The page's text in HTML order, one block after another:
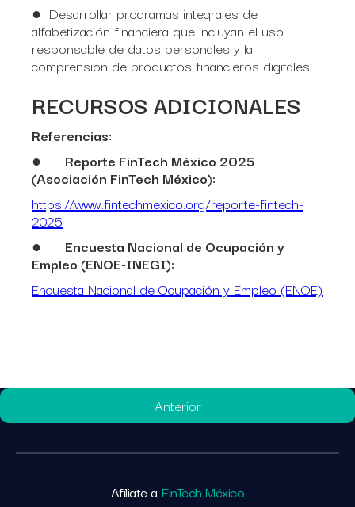
● Desarrollar programas integrales de
alfabetización financiera que incluyan el uso
responsable de datos personales y la
comprensión de productos financieros digitales.
RECURSOS ADICIONALES
Referencias:
● Reporte FinTech México 2025
(Asociación FinTech México):
https://www.fintechmexico.org/reporte-fintech-
2025
● Encuesta Nacional de Ocupación y
Empleo (ENOE-INEGI):
Encuesta Nacional de Ocupación y Empleo (ENOE)
Anterior
Afíliate a FinTech México